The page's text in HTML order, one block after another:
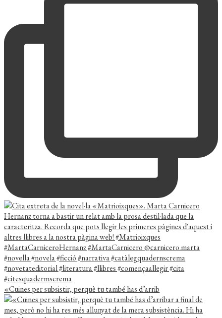
«Cuines per subsistir, perquè tu també has d’arrib